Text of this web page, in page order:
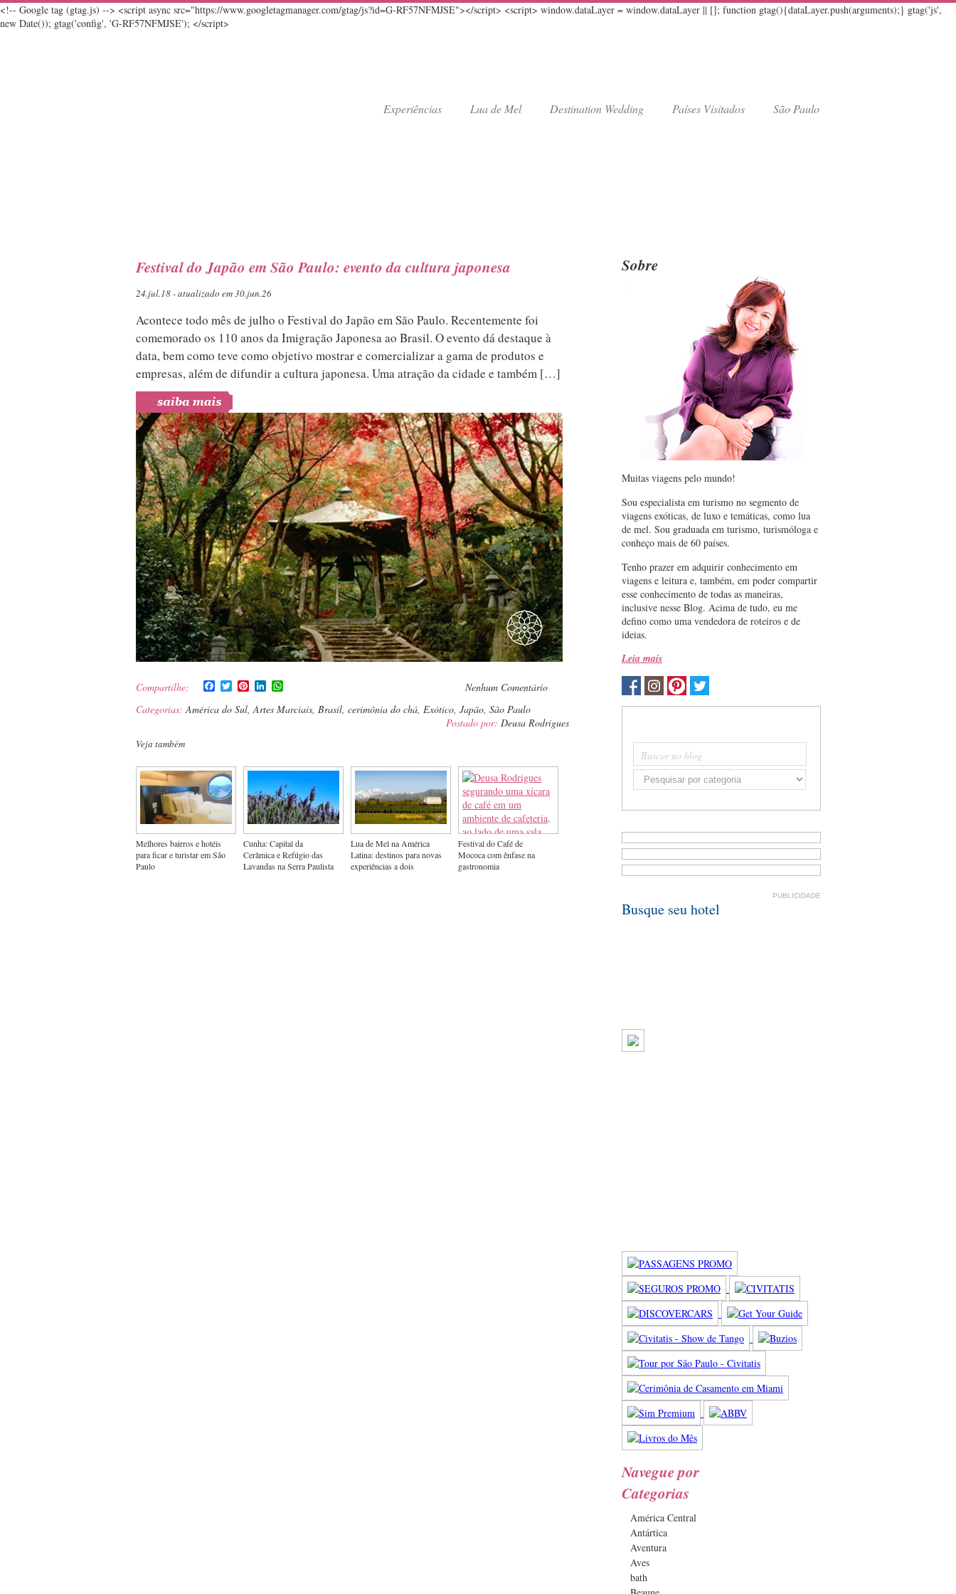
<!-- Google tag (gtag.js) --> <script async src="https://www.googletagmanager.com/gtag/js?id=G-RF57NFMJSE"></script> <script> window.dataLayer = window.dataLayer || []; function gtag(){dataLayer.push(arguments);} gtag('js',
new Date()); gtag('config', 'G-RF57NFMJSE'); </script>
Experiências Lua de Mel Destination Wedding Países Visitados São Paulo
Festival do Japão em São Paulo: evento da cultura japonesa
24.jul.18 - atualizado em 30.jun.26
Acontece todo mês de julho o Festival do Japão em São Paulo. Recentemente foi
comemorado os 110 anos da Imigração Japonesa ao Brasil. O evento dá destaque à
data, bem como teve como objetivo mostrar e comercializar a gama de produtos e
empresas, além de difundir a cultura japonesa. Uma atração da cidade e também […]
Compartilhe: Facebook
TwitterPinterestLinkedIn
Nenhum Comentário
Categorias:América do Sul,Artes Marciais, Brasil, cerimônia do chá, Exótico, Japão, São Paulo
Postado por: Deusa Rodrigues
Veja também
Melhores bairros e hotéis
para ficar e turistar em São
Paulo
Cunha: Capital da
Cerâmica e Refúgio das
Lavandas na Serra Paulista
Lua de Mel na América
Latina: destinos para novas
experiências a dois
Festival do Café de
Mococa com ênfase na
gastronomia
Sobre
Muitas viagens pelo mundo!
Sou especialista em turismo no segmento de
viagens exóticas, de luxo e temáticas, como lua
de mel. Sou graduada em turismo, turismóloga e
conheço mais de 60 países.
Tenho prazer em adquirir conhecimento em
viagens e leitura e, também, em poder compartir
esse conhecimento de todas as maneiras,
inclusive nesse Blog. Acima de tudo, eu me
defino como uma vendedora de roteiros e de
ideias.
Leia mais
Buscar no blog
PUBLICIDADE
Busque seu hotel
Navegue por
Categorias
América Central
Antártica
Aventura
Aves
bath